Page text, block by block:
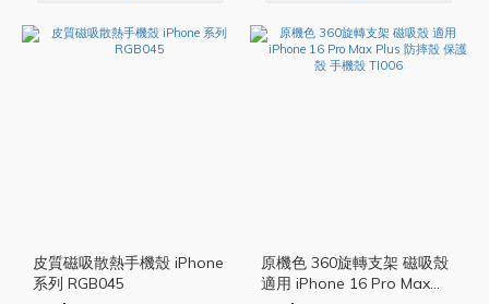
皮質磁吸散熱手機殼 iPhone
系列 RGB045
原機色 360旋轉支架 磁吸殼
適用 iPhone 16 Pro Max